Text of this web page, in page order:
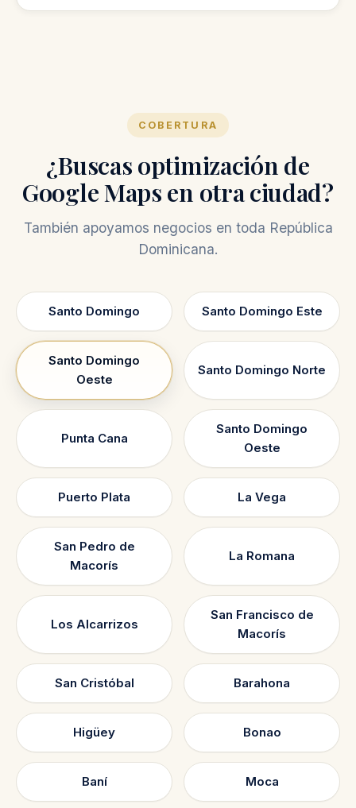
COBERTURA
¿Buscas optimización de
Google Maps en otra ciudad?
También apoyamos negocios en toda República
Dominicana.
Santo Domingo Santo Domingo Este
Santo Domingo
Oeste
Santo Domingo Norte
Punta Cana
Santo Domingo
Oeste
Puerto Plata La Vega
San Pedro de
Macorís
La Romana
Los Alcarrizos
San Francisco de
Macorís
San Cristóbal Barahona
Higüey Bonao
Baní Moca